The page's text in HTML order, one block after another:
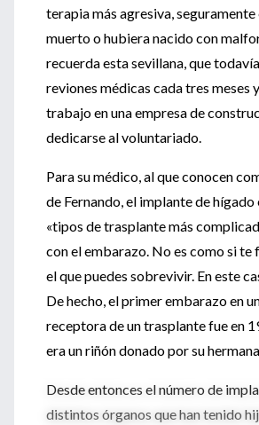
terapia más agresiva,
muerto o hubiera nacido con
recuerda esta sevillana, que
reviones médicas cada tres meses
trabajo en una empresa de
dedicarse al voluntariado.
Para su médico, al que conocen
de Fernando, el implante de hígado
«tipos de trasplante más
con el embarazo. No es como si te
el que puedes sobrevivir. En este
De hecho, el primer embarazo en
receptora de un trasplante fue en
era un riñón donado por su
Desde entonces el número de
distintos órganos que han tenido